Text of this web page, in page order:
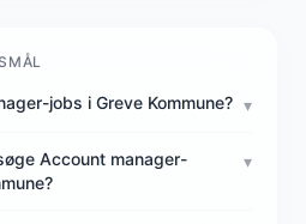
jobs i Greve Kommune? ▾
Account manager-
▾